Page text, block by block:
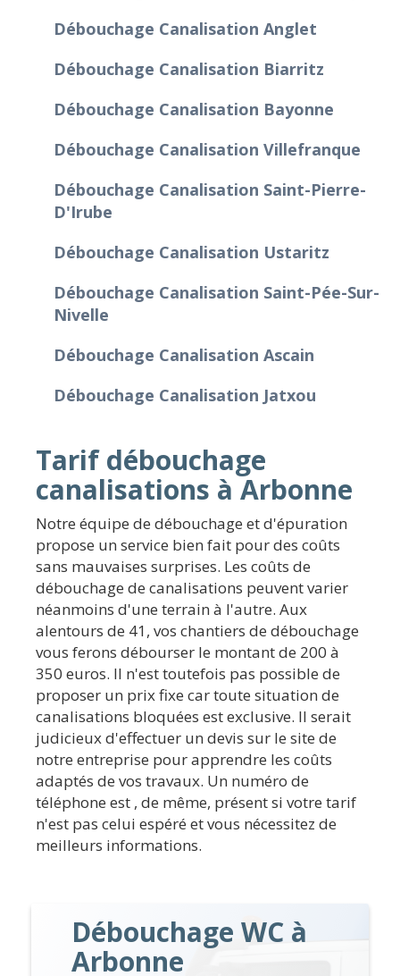
Débouchage Canalisation Anglet
Débouchage Canalisation Biarritz
Débouchage Canalisation Bayonne
Débouchage Canalisation Villefranque
Débouchage Canalisation Saint-Pierre-
D'Irube
Débouchage Canalisation Ustaritz
Débouchage Canalisation Saint-Pée-Sur-
Nivelle
Débouchage Canalisation Ascain
Débouchage Canalisation Jatxou
Tarif débouchage
canalisations à Arbonne
Notre équipe de débouchage et d'épuration
propose un service bien fait pour des coûts
sans mauvaises surprises. Les coûts de
débouchage de canalisations peuvent varier
néanmoins d'une terrain à l'autre. Aux
alentours de 41, vos chantiers de débouchage
vous ferons débourser le montant de 200 à
350 euros. Il n'est toutefois pas possible de
proposer un prix fixe car toute situation de
canalisations bloquées est exclusive. Il serait
judicieux d'effectuer un devis sur le site de
notre entreprise pour apprendre les coûts
adaptés de vos travaux. Un numéro de
téléphone est , de même, présent si votre tarif
n'est pas celui espéré et vous nécessitez de
meilleurs informations.
Débouchage WC à
Arbonne